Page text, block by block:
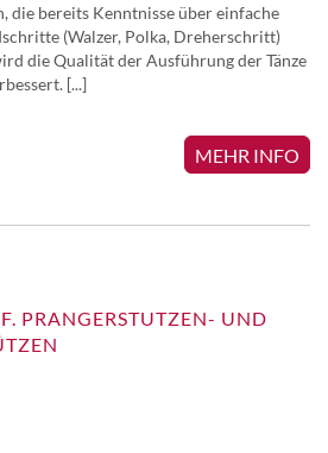
die bereits Kenntnisse über einfache
(Walzer, Polka, Dreherschritt)
die Qualität der Ausführung der Tänze
[...]
MEHR INFO
PRANGERSTUTZEN- UND